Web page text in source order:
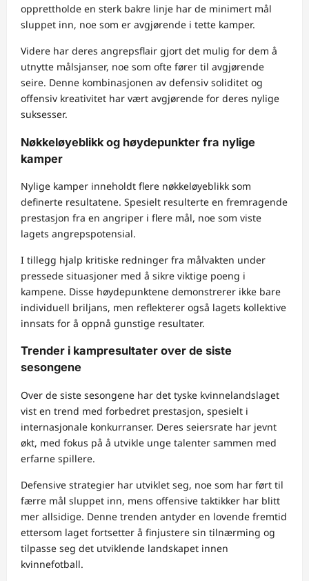
opprettholde en sterk bakre linje har de minimert mål
sluppet inn, noe som er avgjørende i tette kamper.
Videre har deres angrepsflair gjort det mulig for dem å
utnytte målsjanser, noe som ofte fører til avgjørende
seire. Denne kombinasjonen av defensiv soliditet og
offensiv kreativitet har vært avgjørende for deres nylige
suksesser.
Nøkkeløyeblikk og høydepunkter fra nylige
kamper
Nylige kamper inneholdt flere nøkkeløyeblikk som
definerte resultatene. Spesielt resulterte en fremragende
prestasjon fra en angriper i flere mål, noe som viste
lagets angrepspotensial.
I tillegg hjalp kritiske redninger fra målvakten under
pressede situasjoner med å sikre viktige poeng i
kampene. Disse høydepunktene demonstrerer ikke bare
individuell briljans, men reflekterer også lagets kollektive
innsats for å oppnå gunstige resultater.
Trender i kampresultater over de siste
sesongene
Over de siste sesongene har det tyske kvinnelandslaget
vist en trend med forbedret prestasjon, spesielt i
internasjonale konkurranser. Deres seiersrate har jevnt
økt, med fokus på å utvikle unge talenter sammen med
erfarne spillere.
Defensive strategier har utviklet seg, noe som har ført til
færre mål sluppet inn, mens offensive taktikker har blitt
mer allsidige. Denne trenden antyder en lovende fremtid
ettersom laget fortsetter å finjustere sin tilnærming og
tilpasse seg det utviklende landskapet innen
kvinnefotball.